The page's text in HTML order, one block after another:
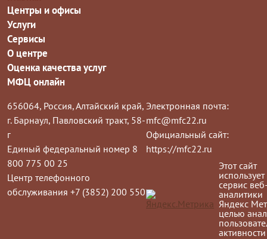
Центры и офисы
Услуги
Сервисы
О центре
Оценка качества услуг
МФЦ онлайн
656064, Россия, Алтайский край,
г. Барнаул, Павловский тракт, 58-
г
Единый федеральный номер 8
800 775 00 25
Центр телефонного
обслуживания +7 (3852) 200 550
Электронная почта:
mfc@mfc22.ru
Официальный сайт:
https://mfc22.ru
Этот сайт
использует
сервис
аналитики
Яндекс
целью
активности